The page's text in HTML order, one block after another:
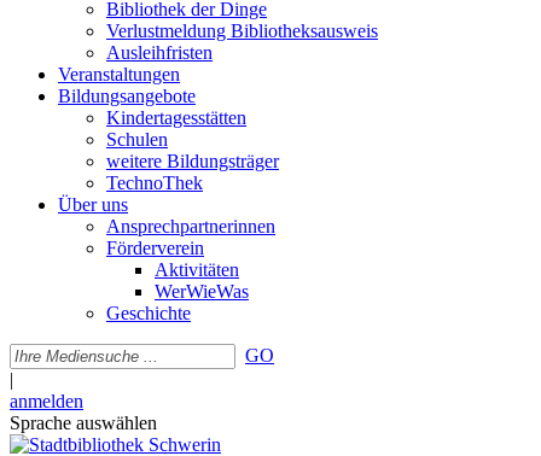
Bibliothek der Dinge
Verlustmeldung Bibliotheksausweis
Ausleihfristen
Veranstaltungen
Bildungsangebote
Kindertagesstätten
Schulen
weitere Bildungsträger
TechnoThek
Über uns
Ansprechpartnerinnen
Förderverein
Aktivitäten
WerWieWas
Geschichte
GO
|
anmelden
Sprache auswählen